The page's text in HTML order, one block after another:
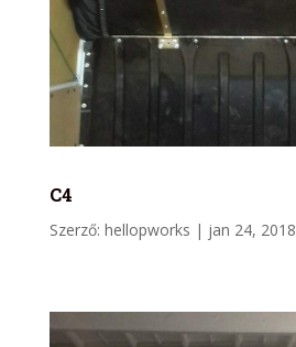
C4
Szerző: hellopworks | jan 24, 2018